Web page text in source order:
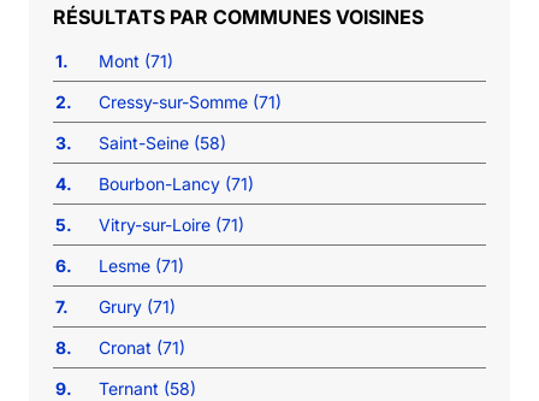
COMMUNES VOISINES
1.
Mont (71)
2.
Cressy-sur-Somme (71)
3.
Saint-Seine (58)
4.
Bourbon-Lancy (71)
5.
Vitry-sur-Loire (71)
6.
Lesme (71)
7.
Grury (71)
8.
Cronat (71)
9.
Ternant (58)